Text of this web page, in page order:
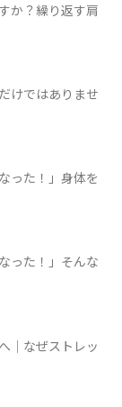
か？繰り返す肩
けではありませ
った！」身体を
った！」そんな
｜なぜストレッ